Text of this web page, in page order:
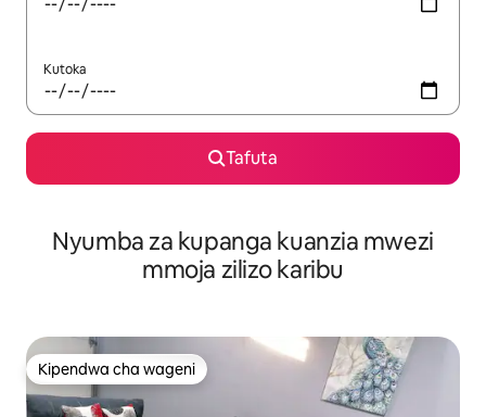
Kutoka
Tafuta
Nyumba za kupanga kuanzia mwezi
mmoja zilizo karibu
Kipendwa cha wageni
Kipendwa cha wageni